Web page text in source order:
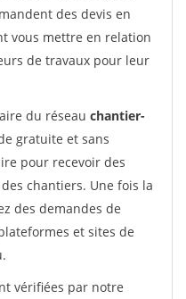
des devis en
vous mettre en relation
de travaux pour leur
du réseau chantier-
gratuite et sans
pour recevoir des
chantiers. Une fois la
des demandes de
et sites de
vérifiées par notre